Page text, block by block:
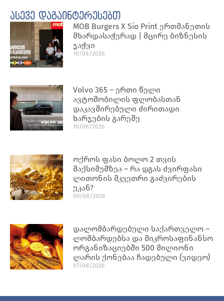
ასევე დაგაინტერესებთ
MOB Burgers X Sio Print ერთმანეთის
მხარდასაჭერად | მცირე ბიზნესის
ჯაჭვი
10/08/2026
Volvo 365 – ერთი წელი
ავტომობილის ფლობასთან
დაკავშირებული ძირითადი
ხარჯების გარეშე
10/08/2026
ოქროს ფასი ბოლო 2 თვის
მაქსიმუმზეა – რა დგას ძვირფასი
ლითონის მკვეთრი გაძვირების
უკან?
09/08/2026
დალომბარდებული საქართველო –
ლომბარდებსა და მიკროსაფინანსო
ორგანიზაციებში 500 მილიონი
ლარის ქონებაა ჩადებული (ვიდეო)
07/08/2026